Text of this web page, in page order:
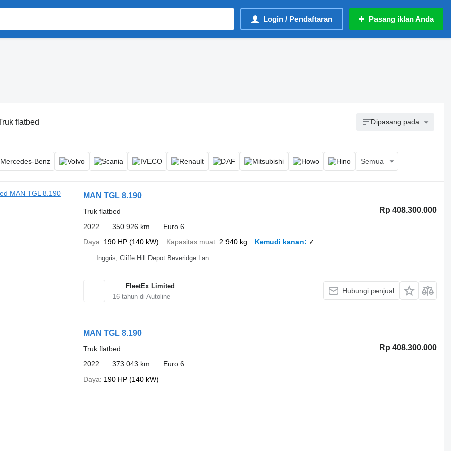
Login / Pendaftaran Pasang iklan Anda
flatbed Dipasang pada
Semua
MAN TGL 8.190
Rp 408.300.000
Truk flatbed
2022
350.926 km
Euro 6
Daya
190 HP (140 kW) Kapasitas muat 2.940 kg Kemudi kanan ✓
Inggris, Cliffe Hill Depot Beveridge Lan
FleetEx Limited
16tahun di Autoline
Hubungi penjual
MAN TGL 8.190
Rp 408.300.000
Truk flatbed
2022
373.043 km
Euro 6
Daya
190 HP (140 kW)